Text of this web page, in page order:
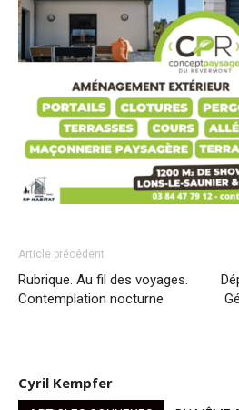
Article précédent
Rubrique. Au fil des voyages.
Contemplation nocturne
Cyril Kempfer